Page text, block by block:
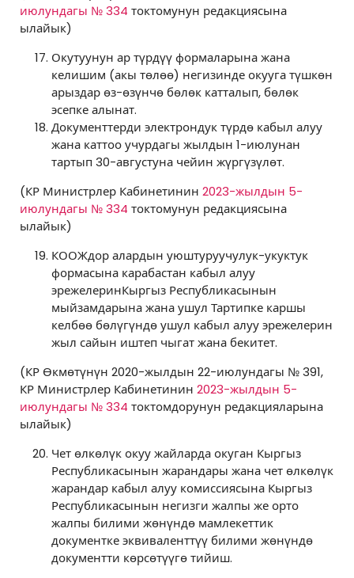
июлундагы № 334 токтомунун редакциясына
ылайык)
Окутуунун ар түрдүү формаларына жана
келишим (акы төлөө) негизинде окууга түшкөн
арыздар өз-өзүнчө бөлөк катталып, бөлөк
эсепке алынат.
Документтерди электрондук түрдө кабыл алуу
жана каттоо учурдагы жылдын 1-июлунан
тартып 30-августуна чейин жүргүзүлөт.
(КР Министрлер Кабинетинин 2023-жылдын 5-
июлундагы № 334 токтомунун редакциясына
ылайык)
КООЖдор алардын уюштуруучулук-укуктук
формасына карабастан кабыл алуу
эрежелеринКыргыз Республикасынын
мыйзамдарына жана ушул Тартипке каршы
келбөө бөлүгүндө ушул кабыл алуу эрежелерин
жыл сайын иштеп чыгат жана бекитет.
(КР Өкмөтүнүн 2020-жылдын 22-июлундагы № 391,
КР Министрлер Кабинетинин 2023-жылдын 5-
июлундагы № 334 токтомдорунун редакцияларына
ылайык)
Чет өлкөлүк окуу жайларда окуган Кыргыз
Республикасынын жарандары жана чет өлкөлүк
жарандар кабыл алуу комиссиясына Кыргыз
Республикасынын негизги жалпы же орто
жалпы билими жөнүндө мамлекеттик
документке эквиваленттүү билими жөнүндө
документти көрсөтүүгө тийиш.